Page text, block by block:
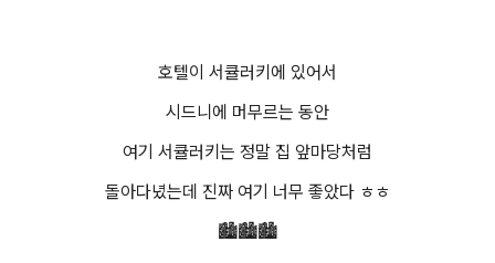
호텔이 서큘러키에 있어서
시드니에 머무르는 동안
여기 서큘러키는 정말 집 앞마당처럼
돌아다녔는데 진짜 여기 너무 좋았다 ㅎㅎ
🏙️🏙️🏙️